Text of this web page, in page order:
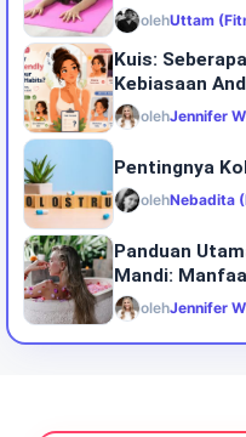
olehUttam
Kuis:‍‌‍‍‌
Kebiasaan
olehJennifer
Pentingnya
olehNebadita
Panduan
Mandi:
olehJennifer